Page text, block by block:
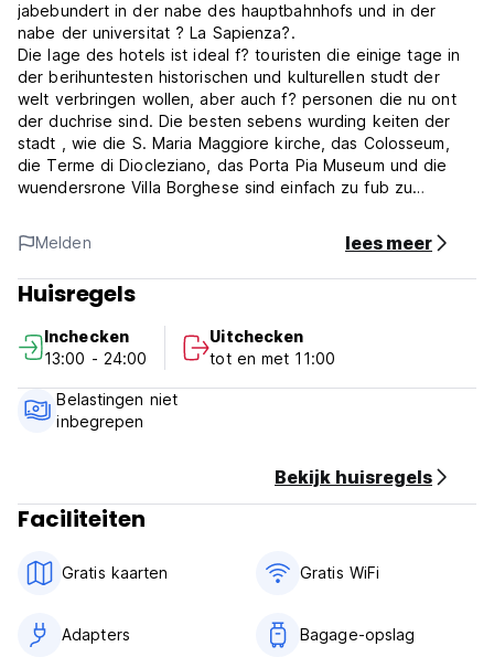
jabebundert in der nabe des hauptbahnhofs und in der
nabe der universitat ? La Sapienza?.
Die lage des hotels ist ideal f? touristen die einige tage in
der berihuntesten historischen und kulturellen studt der
welt verbringen wollen, aber auch f? personen die nu ont
der duchrise sind. Die besten sebens wurding keiten der
stadt , wie die S. Maria Maggiore kirche, das Colosseum,
die Terme di Diocleziano, das Porta Pia Museum und die
wuendersrone Villa Borghese sind einfach zu fub zu
Die nabe zum haupt bahnhof und zum metro-hauptbahnhof
ermoglicht es dem besucher eintach das stadt-zentrum,
dem Fiumicino fhybuten (FCO), dem Ciampino fhybuten
(CIA), oder jede andere sebenswwdig kuit Roms zu ercihen.
ausge statt mit privatem badezimmer,tv und klimaanlage.
Melden lees meer
Huisregels
Inchecken
13:00 - 24:00
Uitchecken
tot en met 11:00
Belastingen niet
inbegrepen
Bekijk huisregels
Faciliteiten
Gratis kaarten Gratis WiFi
Adapters Bagage-opslag